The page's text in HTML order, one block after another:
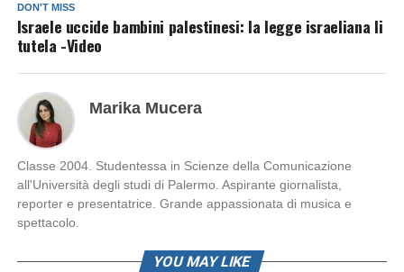
DON'T MISS
Israele uccide bambini palestinesi: la legge israeliana li
tutela -Video
Marika Mucera
Classe 2004. Studentessa in Scienze della Comunicazione
all'Università degli studi di Palermo. Aspirante giornalista,
reporter e presentatrice. Grande appassionata di musica e
spettacolo.
YOU MAY LIKE